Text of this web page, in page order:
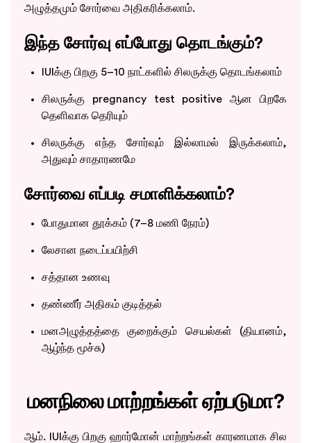
அழுத்தமும் சோர்வை அதிகரிக்கலாம்.
இந்த சோர்வு எப்போது தொடங்கும்?
IUIக்கு பிறகு 5–10 நாட்களில் சிலருக்கு தொடங்கலாம்
சிலருக்கு pregnancy test positive ஆன பிறகே
தெளிவாக தெரியும்
சிலருக்கு எந்த சோர்வும் இல்லாமல் இருக்கலாம்,
அதுவும் சாதாரணமே
சோர்வை எப்படி சமாளிக்கலாம்?
போதுமான தூக்கம் (7–8 மணி நேரம்)
லேசான நடைப்பயிற்சி
சத்தான உணவு
தண்ணீர் அதிகம் குடித்தல்
மனஅழுத்தத்தை குறைக்கும் செயல்கள் (தியானம்,
ஆழ்ந்த மூச்சு)
மனநிலை மாற்றங்கள் ஏற்படுமா?
ஆம். IUIக்கு பிறகு ஹார்மோன் மாற்றங்கள் காரணமாக சில